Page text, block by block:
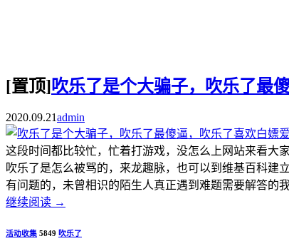
[置顶]吹乐了是个大骗子，吹乐了最
2020.09.21admin
这段时间都比较忙，忙着打游戏，没怎么上网站来看大
吹乐了是怎么被骂的，来龙趣脉，也可以到维基百科建
有问题的，未曾相识的陌生人真正遇到难题需要解答的
继续阅读 →
活动收集 5849 吹乐了